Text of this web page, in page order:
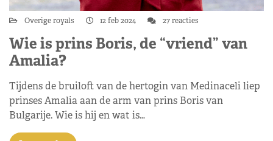
Overige royals 12 feb 2024 27 reacties
Wie is prins Boris, de “vriend” van
Amalia?
Tijdens de bruiloft van de hertogin van Medinaceli liep
prinses Amalia aan de arm van prins Boris van
Bulgarije. Wie is hij en wat is…